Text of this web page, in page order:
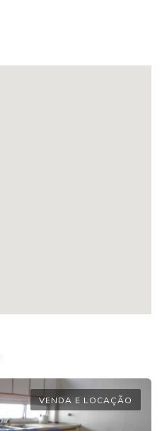
VENDA E LOCAÇÃO